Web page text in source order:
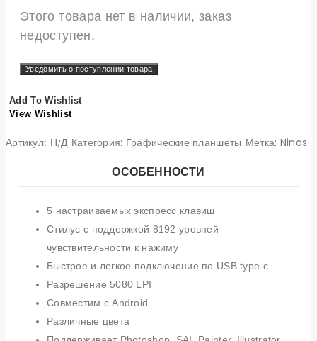
Этого товара нет в наличии, заказ
недоступен.
Add To Wishlist
View Wishlist
Артикул: Н/Д Категория: Графические планшеты Метка: Ninos
ОСОБЕННОСТИ
5 настраиваемых экспресс клавиш
Стилус с поддержкой 8192 уровней
чувствительности к нажиму
Быстрое и легкое подключение по USB type-c
Разрешение 5080 LPI
Совместим с Android
Различные цвета